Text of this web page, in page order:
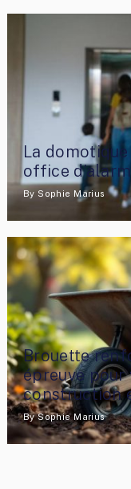
La
office
By Sophie Marius
Brouette
épreuve pour
construction
BySophie Marius